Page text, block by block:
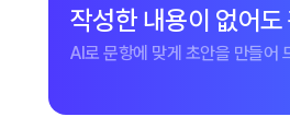
작성한 내용이 없어도
AI로 문항에 맞게 초안을 만들어